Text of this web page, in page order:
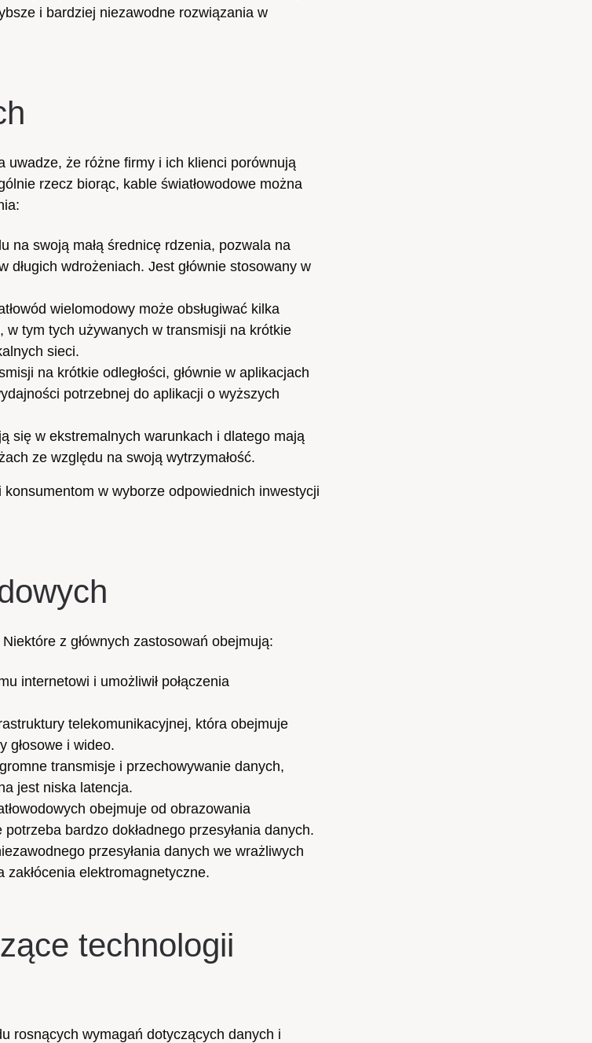
i bardziej niezawodne rozwiązania w
uwadze, że różne firmy i ich klienci porównują
rzecz biorąc, kable światłowodowe można
na swoją małą średnicę rdzenia, pozwala na
wdrożeniach. Jest głównie stosowany w
wielomodowy może obsługiwać kilka
w tym tych używanych w transmisji na krótkie
sieci.
na krótkie odległości, głównie w aplikacjach
potrzebnej do aplikacji o wyższych
się w ekstremalnych warunkach i dlatego mają
ze względu na swoją wytrzymałość.
w wyborze odpowiednich inwestycji
z głównych zastosowań obejmują:
internetowi i umożliwił połączenia
telekomunikacyjnej, która obejmuje
głosowe i wideo.
transmisje i przechowywanie danych,
jest niska latencja.
obejmuje od obrazowania
bardzo dokładnego przesyłania danych.
przesyłania danych we wrażliwych
elektromagnetyczne.
technologii
rosnących wymagań dotyczących danych i